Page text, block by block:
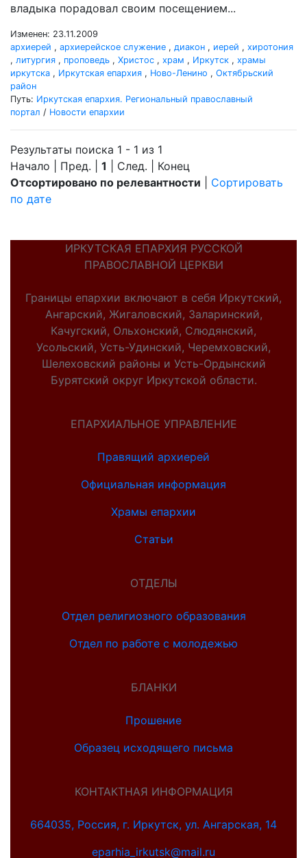
владыка порадовал своим посещением...
Изменен: 23.11.2009
архиерей , архиерейское служение , диакон , иерей , хиротония
, литургия , проповедь , Христос , храм , Иркутск , храмы
иркутска , Иркутская епархия , Ново-Ленино , Октябрьский
район
Путь: Иркутская епархия. Региональный православный
портал / Новости епархии
Результаты поиска 1 - 1 из 1
Начало | Пред. | 1 | След. | Конец
Отсортировано по релевантности
Сортировать
по дате
ИРКУТСКАЯ ЕПАРХИЯ РУССКОЙ
ПРАВОСЛАВНОЙ ЦЕРКВИ
Границы епархии включают в себя Иркутский,
Ангарский, Жигаловский, Заларинский,
Качугский, Ольхонский, Слюдянский,
Усольский, Усть-Удинский, Черемховский,
Шелеховский районы и Усть-Ордынский
Бурятский округ Иркутской области.
ЕПАРХИАЛЬНОЕ УПРАВЛЕНИЕ
Правящий архиерей
Официальная информация
Храмы епархии
Статьи
ОТДЕЛЫ
Отдел религиозного образования
Отдел по работе с молодежью
БЛАНКИ
Прошение
Образец исходящего письма
КОНТАКТНАЯ ИНФОРМАЦИЯ
664035, Россия, г. Иркутск, ул. Ангарская, 14
eparhia_irkutsk@mail.ru